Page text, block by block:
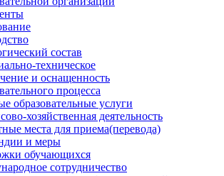
состав
техническое
и оснащенность
процесса
образовательные услуги
хозяйственная деятельность
места для приема(перевода)
и меры
обучающихся
сотрудничество